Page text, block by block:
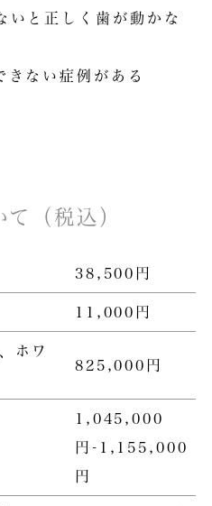
いと正しく歯が動かな
きない症例がある
（税込）
38,500円
11,000円
ホワ
825,000円
1,045,000
円-1,155,000
円